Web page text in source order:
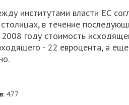
институтами власти ЕС
в течение
году стоимость
- 22 евроцента, а
477